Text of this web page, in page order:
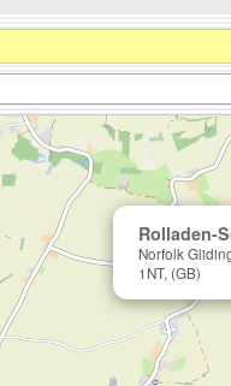
Rolladen-
Norfolk
1NT, (GB)